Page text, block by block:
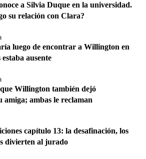
a Silvia Duque en la universidad.
su relación con Clara?
luego de encontrar a Willington en
ausente
Willington también dejó
amiga; ambas le reclaman
capítulo 13: la desafinación, los
divierten al jurado